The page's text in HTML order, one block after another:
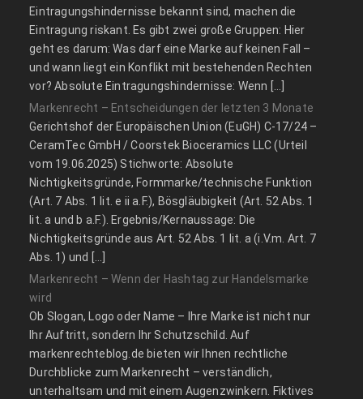
Eintragungshindernisse bekannt sind, machen die
Eintragung riskant. Es gibt zwei große Gruppen: Hier
geht es darum: Was darf eine Marke auf keinen Fall –
und wann liegt ein Konflikt mit bestehenden Rechten
vor? Absolute Eintragungshindernisse: Wenn […]
Markenrecht – Entscheidungen der letzten 3 Monate
Gerichtshof der Europäischen Union (EuGH) C‑17/24 –
CeramTec GmbH / Coorstek Bioceramics LLC (Urteil
vom 19.06.2025) Stichworte: Absolute
Nichtigkeitsgründe, Formmarke/technische Funktion
(Art. 7 Abs. 1 lit. e ii a.F.), Bösgläubigkeit (Art. 52 Abs. 1
lit. a und b a.F.). Ergebnis/Kernaussage: Die
Nichtigkeitsgründe aus Art. 52 Abs. 1 lit. a (i.V.m. Art. 7
Abs. 1) und […]
Markenrecht – Wenn der Hashtag zur Handelsmarke
wird
Ob Slogan, Logo oder Name – Ihre Marke ist nicht nur
Ihr Auftritt, sondern Ihr Schutzschild. Auf
markenrechteblog.de bieten wir Ihnen rechtliche
Durchblicke zum Markenrecht – verständlich,
unterhaltsam und mit einem Augenzwinkern. Fiktives